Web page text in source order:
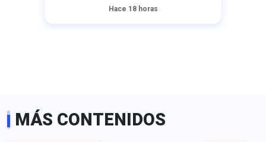
Hace 18 horas
MÁS CONTENIDOS